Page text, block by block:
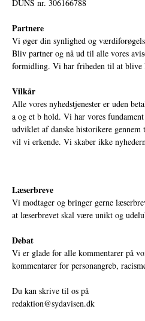
DUNS nr. 306166788
Partnere
Vi øger din synlighed og
Bliv partner og nå ud til alle vores
formidling. Vi har friheden til at blive
Vilkår
Alle vores nyhedstjenester er uden
a og et b hold. Vi har vores
udviklet af danske historikere
vil vi erkende. Vi skaber ikke
Læserbreve
Vi modtager og bringer gerne
at læserbrevet skal være unikt og
Debat
Vi er glade for alle kommentarer på
kommentarer for personangreb,
Du kan skrive til os på
redaktion@sydavisen.dk